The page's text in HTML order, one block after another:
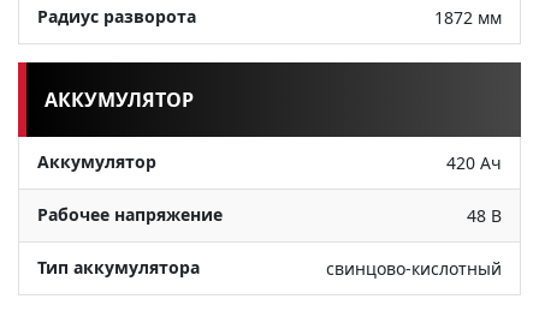
Радиус разворота 1872 мм
АККУМУЛЯТОР
Аккумулятор 420 Ач
Рабочее напряжение 48 В
Тип аккумулятора свинцово-кислотный